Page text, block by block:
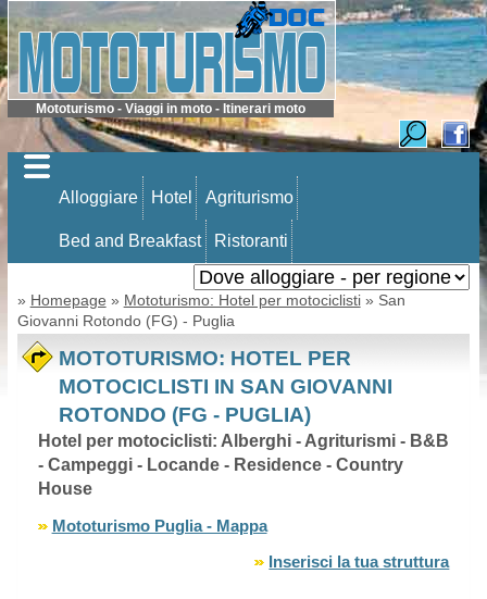
Mototurismo - Viaggi in moto - Itinerari moto
Alloggiare Hotel Agriturismo
Bed and Breakfast Ristoranti
» Homepage » Mototurismo: Hotel per motociclisti» San
Giovanni Rotondo (FG) - Puglia
MOTOTURISMO: HOTEL PER
MOTOCICLISTI IN SAN GIOVANNI
ROTONDO (FG - PUGLIA)
Hotel per motociclisti: Alberghi - Agriturismi - B&B
- Campeggi - Locande - Residence - Country
House
Mototurismo Puglia - Mappa
Inserisci la tua struttura